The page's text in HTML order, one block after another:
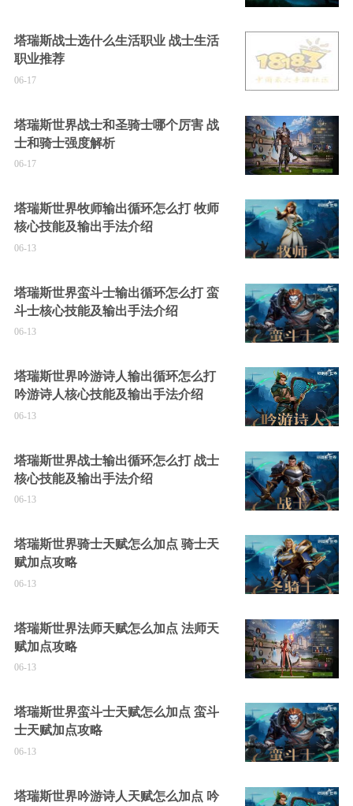
塔瑞斯战士选什么生活职业 战士生活
职业推荐
06-17
塔瑞斯世界战士和圣骑士哪个厉害 战
士和骑士强度解析
06-17
塔瑞斯世界牧师输出循环怎么打 牧师
核心技能及输出手法介绍
06-13
塔瑞斯世界蛮斗士输出循环怎么打 蛮
斗士核心技能及输出手法介绍
06-13
塔瑞斯世界吟游诗人输出循环怎么打
吟游诗人核心技能及输出手法介绍
06-13
塔瑞斯世界战士输出循环怎么打 战士
核心技能及输出手法介绍
06-13
塔瑞斯世界骑士天赋怎么加点 骑士天
赋加点攻略
06-13
塔瑞斯世界法师天赋怎么加点 法师天
赋加点攻略
06-13
塔瑞斯世界蛮斗士天赋怎么加点 蛮斗
士天赋加点攻略
06-13
塔瑞斯世界吟游诗人天赋怎么加点 吟